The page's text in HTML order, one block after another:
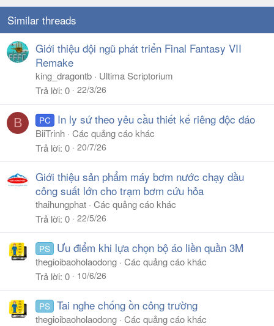
Similar threads
Giới thiệu đội ngũ phát triển Final Fantasy VII
Remake
king_dragontb
Ultima Scriptorium
Trả lời 0 22/3/26
B PC In ly sứ theo yêu cầu thiết kế riêng độc đáo
BiiTrinh Các quảng cáo khác
Trả lời 0 20/7/26
Giới thiệu sản phẩm máy bơm nước chạy dầu
công suất lớn cho trạm bơm cứu hỏa
thaihungphat Các quảng cáo khác
Trả lời 0 22/5/26
PS Ưu điểm khi lựa chọn bộ áo liền quần 3M
thegioibaoholaodong Các quảng cáo khác
Trả lời 0 10/6/26
PS Tai nghe chống ồn công trường
thegioibaoholaodong Các quảng cáo khác